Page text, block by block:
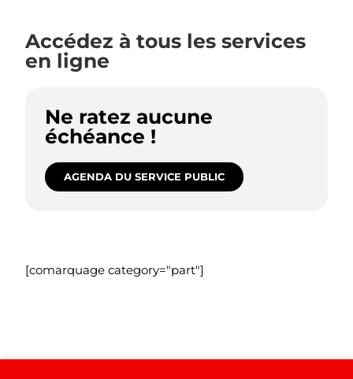
Accédez à tous les services
en ligne
Ne ratez aucune
échéance !
AGENDA DU SERVICE PUBLIC
[comarquage category="part"]